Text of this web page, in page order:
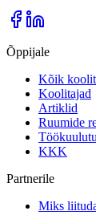
Õppijale
Kõik
Koolitajad
Artiklid
Ruumide
KKK
Partnerile
Miks